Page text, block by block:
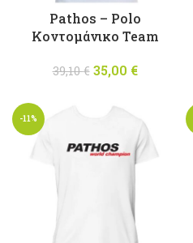
Pathos – Polo
Κοντομάνικo Team
39,10€
Original
39,10 €.
35,00 €
35,00 €.
-11%